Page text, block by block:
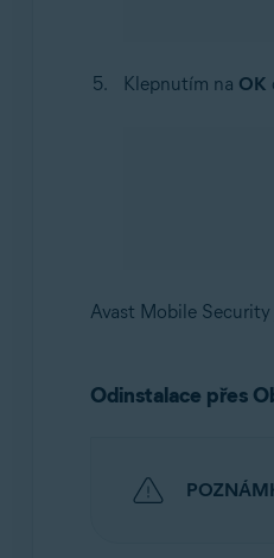
Klepnutím na OK